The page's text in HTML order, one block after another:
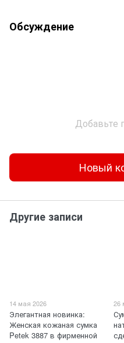
Обсуждение
Добавьте
Новый
Другие записи
14 мая 2026
Элегантная новинка:
Женская кожаная сумка
Petek 3887 в фирменной
26